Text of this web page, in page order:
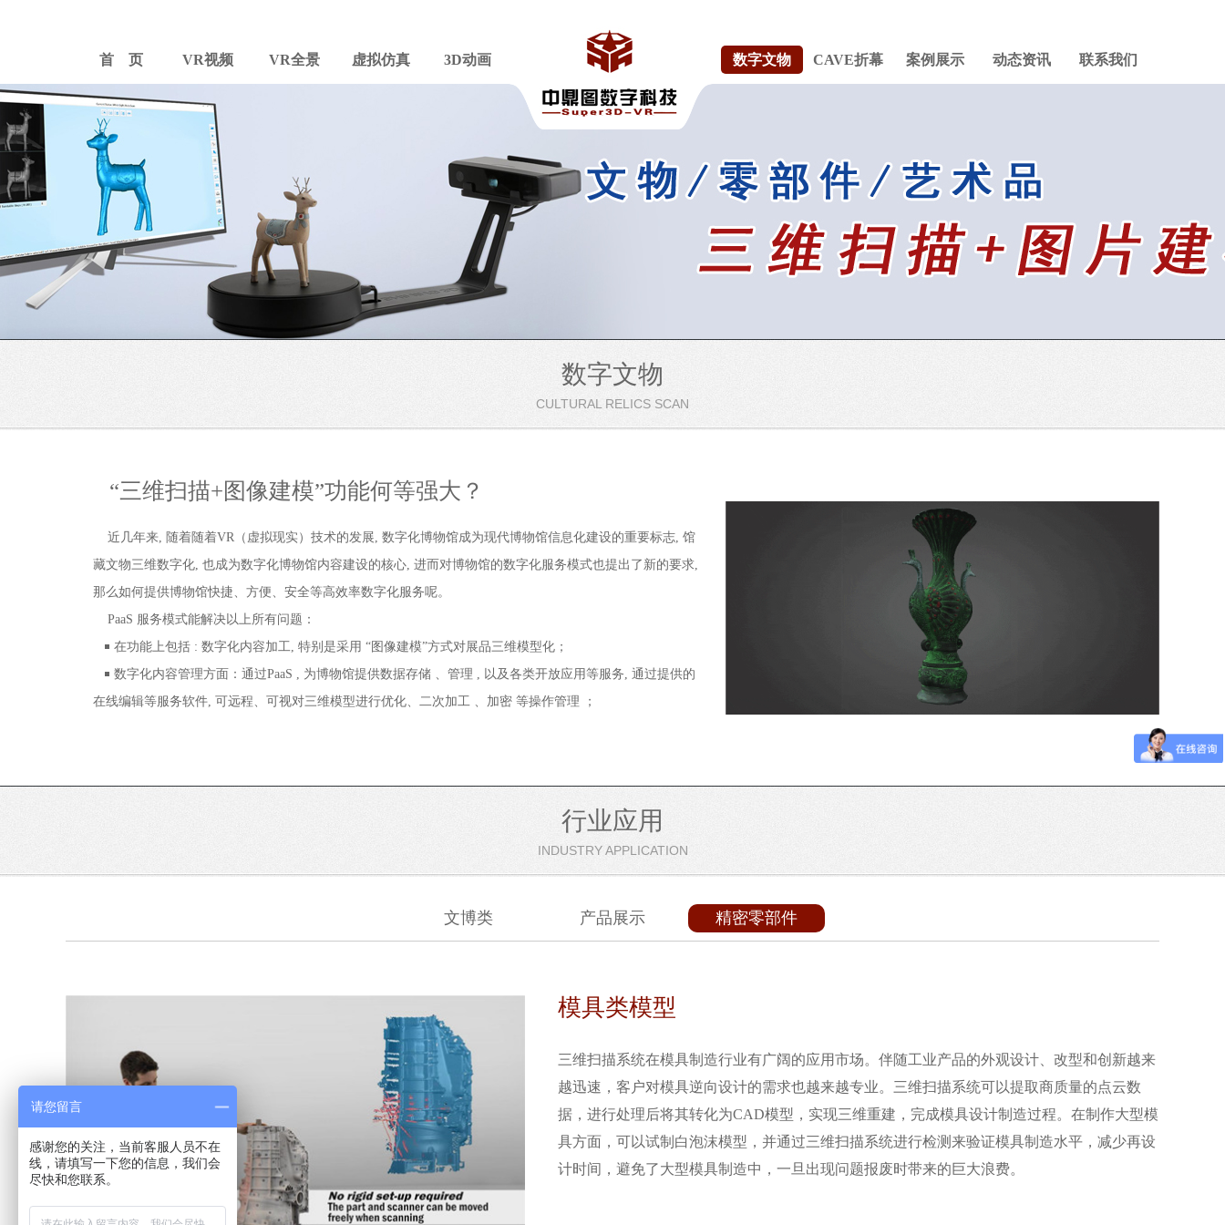
首 页 VR视频 VR全景 虚拟仿真 3D动画 数字文物 CAVE折幕 案例展示 动态资讯 联系我们
数字文物
CULTURAL RELICS SCAN
“三维扫描+图像建模”功能何等强大？
近 几年来, 随着随着VR （虚拟现实）技术的发展, 数字化博物馆成为现代博物馆信息化建设的重要标志, 馆
藏文物三维数字化, 也成为数字化博物馆内容建设的核心, 进而对博物馆的数字化服务模式也提出了新的要求,
那么如何提供博物馆快捷、 方便、安全等高效率数字化服务呢。
PaaS 服务模式能解决以上所有问题：
￭ 在功能上包括 : 数字化内容加工, 特别是采用 “图像建模”方式对展品三维模型化；
￭ 数字化内容管理方面： 通过PaaS , 为博物馆提供数据存储 、管理 , 以及各类开放应用等服务, 通过提供的
在线编辑等服务软件, 可远程、可视对三维模型进行优化、二次加工 、加密 等操作管理 ；
序；
行业应用
INDUSTRY APPLICATION
文博类 产品展示 精密零部件
模具类模型
三维扫描系统在模具制造行业有广阔的应用市场。伴随工业产品的外观设计、改型和创新越来
越迅速，客户对模具逆向设计的需求也越来越专业。三维扫描系统可以提取商质量的点云数
据，进行处理后将其转化为CAD模型，实现三维重建，完成模具设计制造过程。在制作大型模
具方面，可以试制白泡沫模型，并通过三维扫描系统进行检测来验证模具制造水平，减少再设
计时间，避免了大型模具制造中，一旦出现问题报废时带来的巨大浪费。
请您留言
感谢您的关注，当前客服人员不在
线，请填写一下您的信息，我们会
尽快和您联系。